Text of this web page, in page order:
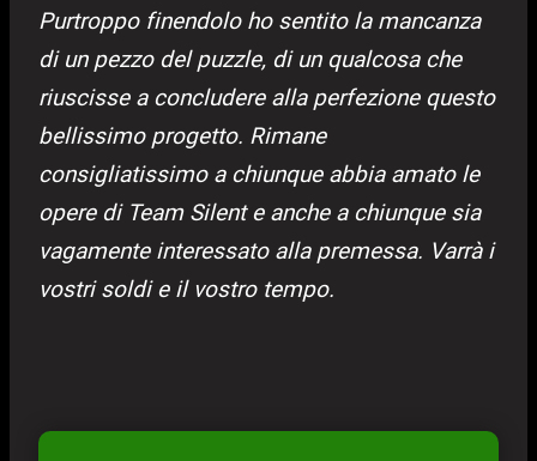
Purtroppo finendolo ho sentito la mancanza
di un pezzo del puzzle, di un qualcosa che
riuscisse a concludere alla perfezione questo
bellissimo progetto. Rimane
consigliatissimo a chiunque abbia amato le
opere di Team Silent e anche a chiunque sia
vagamente interessato alla premessa. Varrà i
vostri soldi e il vostro tempo.